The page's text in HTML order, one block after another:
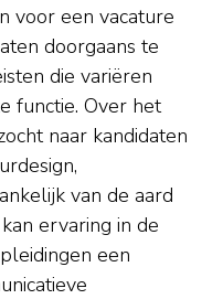
voor een vacature
doorgaans te
die variëren
functie. Over het
naar kandidaten
van de aard
ervaring in de
een